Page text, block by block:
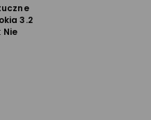
3.2
Nie